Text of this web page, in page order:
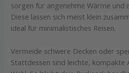
sorgen für angenehme Wärme und
Diese lassen sich meist klein
ideal für minimalistisches Reisen.
Vermeide schwere Decken oder
Stattdessen sind leichte, kompakte